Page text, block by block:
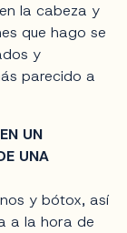
la cabeza y
que hago se
y
parecido a
UN
UNA
y bótox, así
a la hora de